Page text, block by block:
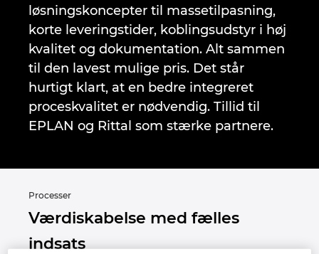
løsningskoncepter til massetilpasning,
korte leveringstider, koblingsudstyr i høj
kvalitet og dokumentation. Alt sammen
til den lavest mulige pris. Det står
hurtigt klart, at en bedre integreret
proceskvalitet er nødvendig. Tillid til
EPLAN og Rittal som stærke partnere.
Processer
Værdiskabelse med fælles
indsats
Finland
France
Germany
Greece
India
Indonesia